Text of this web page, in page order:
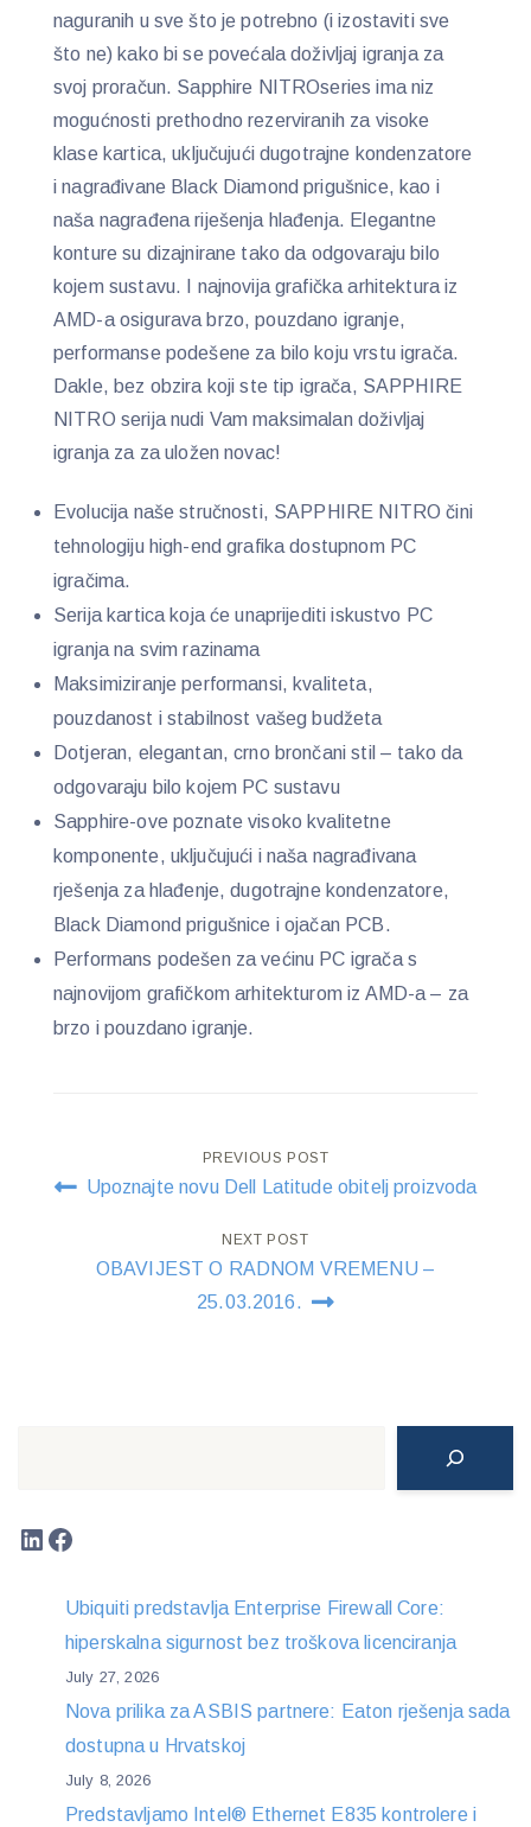
naguranih u sve što je potrebno (i izostaviti sve
što ne) kako bi se povećala doživljaj igranja za
svoj proračun. Sapphire NITROseries ima niz
mogućnosti prethodno rezerviranih za visoke
klase kartica, uključujući dugotrajne kondenzatore
i nagrađivane Black Diamond prigušnice, kao i
naša nagrađena riješenja hlađenja. Elegantne
konture su dizajnirane tako da odgovaraju bilo
kojem sustavu. I najnovija grafička arhitektura iz
AMD-a osigurava brzo, pouzdano igranje,
performanse podešene za bilo koju vrstu igrača.
Dakle, bez obzira koji ste tip igrača, SAPPHIRE
NITRO serija nudi Vam maksimalan doživljaj
igranja za za uložen novac!
Evolucija naše stručnosti, SAPPHIRE NITRO čini
tehnologiju high-end grafika dostupnom PC
igračima.
Serija kartica koja će unaprijediti iskustvo PC
igranja na svim razinama
Maksimiziranje performansi, kvaliteta,
pouzdanost i stabilnost vašeg budžeta
Dotjeran, elegantan, crno brončani stil – tako da
odgovaraju bilo kojem PC sustavu
Sapphire-ove poznate visoko kvalitetne
komponente, uključujući i naša nagrađivana
rješenja za hlađenje, dugotrajne kondenzatore,
Black Diamond prigušnice i ojačan PCB.
Performans podešen za većinu PC igrača s
najnovijom grafičkom arhitekturom iz AMD-a – za
brzo i pouzdano igranje.
Post
navigation
PREVIOUS POST
Upoznajte novu Dell Latitude obitelj proizvoda
NEXT POST
OBAVIJEST O RADNOM VREMENU –
25.03.2016.
LinkedIn
Facebook
Ubiquiti predstavlja Enterprise Firewall Core:
hiperskalna sigurnost bez troškova licenciranja
July 27, 2026
Nova prilika za ASBIS partnere: Eaton rješenja sada
dostupna u Hrvatskoj
July 8, 2026
Predstavljamo Intel® Ethernet E835 kontrolere i